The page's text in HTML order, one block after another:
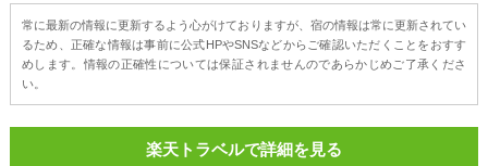
常に最新の情報に更新するよう心がけておりますが、宿の情報は常に更新されてい
るため、正確な情報は事前に公式HPやSNSなどからご確認いただくことをおすす
めします。情報の正確性については保証されませんのであらかじめご了承くださ
い。
楽天トラベルで詳細を見る